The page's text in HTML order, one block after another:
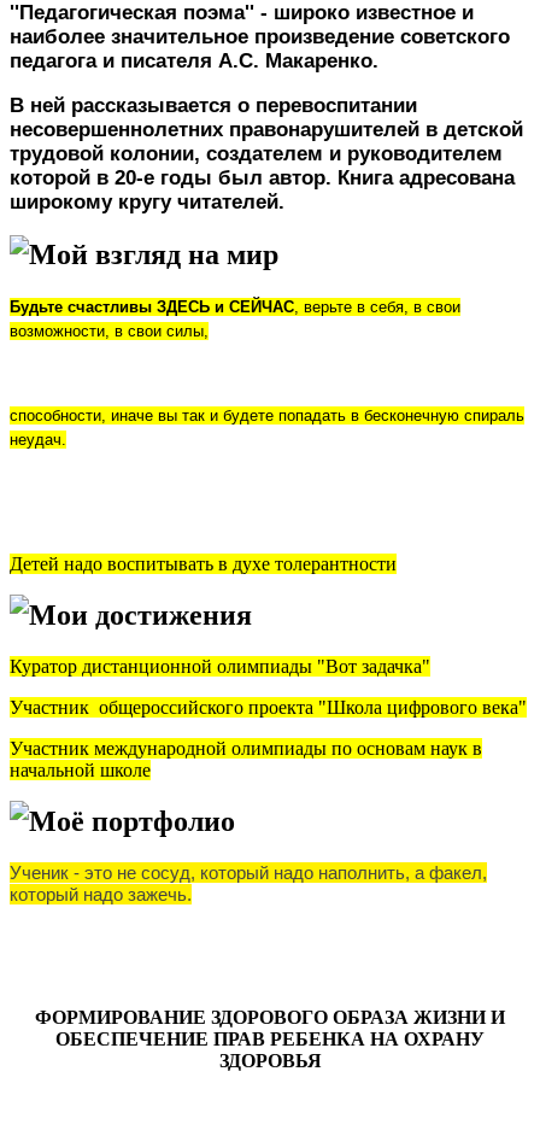
''Педагогическая поэма'' - широко известное и
наиболее значительное произведение советского
педагога и писателя А.С. Макаренко.
В ней рассказывается о перевоспитании
несовершеннолетних правонарушителей в детской
трудовой колонии, создателем и руководителем
которой в 20-е годы был автор. Книга адресована
широкому кругу читателей.
Мой взгляд на мир
Будьте счастливы ЗДЕСЬ и СЕЙЧАС, верьте в себя, в свои
возможности, в свои силы,
способности, иначе вы так и будете попадать в бесконечную спираль
неудач.
Детей надо воспитывать в духе толерантности
Мои достижения
Куратор дистанционной олимпиады "Вот задачка"
Участник общероссийского проекта "Школа цифрового века"
Участник международной олимпиады по основам наук в
начальной школе
Моё портфолио
Ученик - это не сосуд, который надо наполнить, а факел,
который надо зажечь.
ФОРМИРОВАНИЕ ЗДОРОВОГО ОБРАЗА ЖИЗНИ И
ОБЕСПЕЧЕНИЕ ПРАВ РЕБЕНКА НА ОХРАНУ
ЗДОРОВЬЯ